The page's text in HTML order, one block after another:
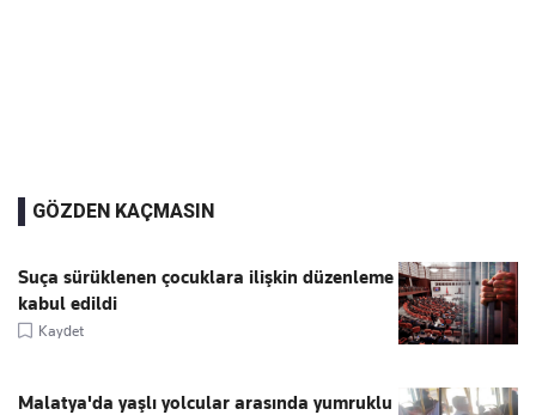
GÖZDEN KAÇMASIN
Suça sürüklenen çocuklara ilişkin düzenleme
kabul edildi
Kaydet
Malatya'da yaşlı yolcular arasında yumruklu